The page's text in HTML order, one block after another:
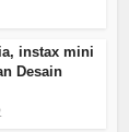
instax mini
Desain